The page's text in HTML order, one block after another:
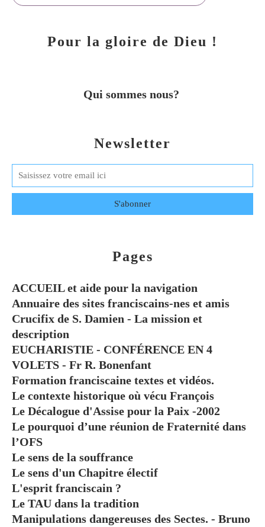
Newsletter
Pages
ACCUEIL et aide pour la navigation
Annuaire des sites franciscains-nes et amis
Crucifix de S. Damien - La mission et
description
EUCHARISTIE - CONFÉRENCE EN 4
VOLETS - Fr R. Bonenfant
Formation franciscaine textes et vidéos.
Le contexte historique où vécu François
Le Décalogue d'Assise pour la Paix -2002
Le pourquoi d’une réunion de Fraternité dans
l’OFS
Le sens de la souffrance
Le sens d'un Chapitre électif
L'esprit franciscain ?
Le TAU dans la tradition
Manipulations dangereuses des Sectes. - Bruno
Pour la gloire de Dieu !
Qui sommes nous?